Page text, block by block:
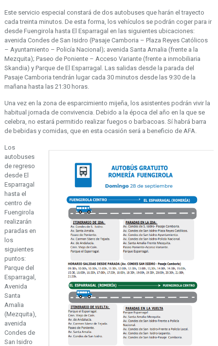
Este servicio especial constará de dos autobuses que harán el trayecto
cada treinta minutos. De esta forma, los vehículos se podrán coger para ir
desde Fuengirola hasta El Esparragal en las siguientes ubicaciones:
avenida Condes de San Isidro (Pasaje Camboria – Plaza Reyes Católicos
– Ayuntamiento – Policía Nacional); avenida Santa Amalia (frente a la
Mezquita); Paseo de Poniente – Acceso Variante (frente a inmobiliaria
Skandia) y Parque de El Esparragal. Las salidas desde la parada del
Pasaje Camboria tendrán lugar cada 30 minutos desde las 9:30 de la
mañana hasta las 21:30 horas.
Una vez en la zona de esparcimiento mijeña, los asistentes podrán vivir la
habitual jornada de convivencia. Debido a la época del año en la que se
celebra, no estará permitido realizar fuegos o barbacoas. Sí habrá barra
de bebidas y comidas, que en esta ocasión será a beneficio de AFA.
Los
autobuses
de regreso
desde El
Esparragal
hasta el
centro de
Fuengirola
realizarán
paradas en
los
siguientes
puntos:
Parque del
Esparragal,
Avenida
Santa
Amalia
(Mezquita),
avenida
Condes de
San Isidro